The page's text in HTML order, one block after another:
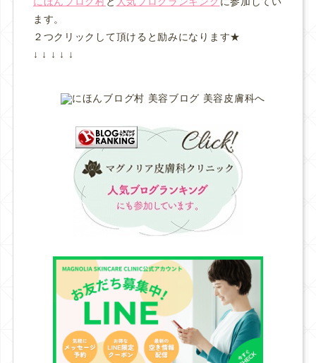
ます。
２つクリックして頂けると励みになります★
↓ ↓ ↓ ↓ ↓